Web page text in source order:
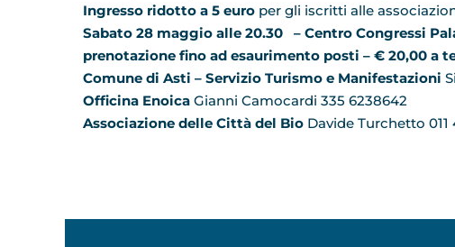
Ingresso ridotto a 5 euro per gli iscritti alle
Sabato 28 maggio alle 20.30 – Centro Congressi
prenotazione fino ad esaurimento posti – € 20,00 a
Comune di Asti – Servizio Turismo e Manifestazioni
Officina Enoica Gianni Camocardi 335 6238642
Associazione delle Città del Bio Davide Turchetto 011